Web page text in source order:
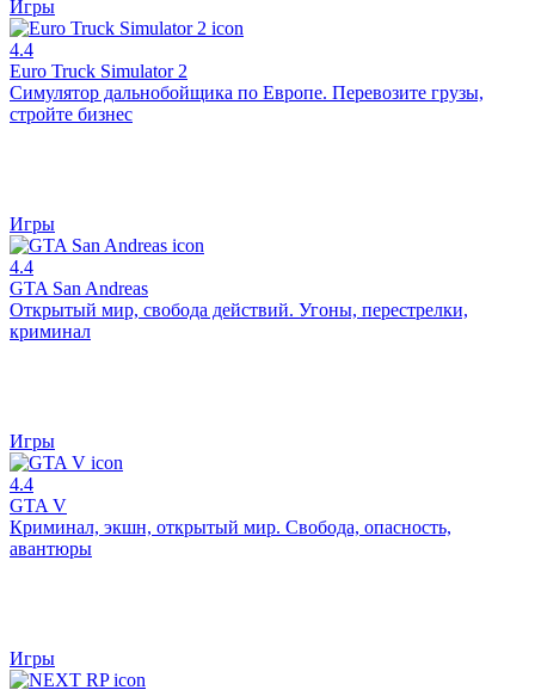
Игры
4.4
Euro Truck Simulator 2
Симулятор дальнобойщика по Европе. Перевозите грузы,
стройте бизнес
Игры
4.4
GTA San Andreas
Открытый мир, свобода действий. Угоны, перестрелки,
криминал
Игры
4.4
GTA V
Криминал, экшн, открытый мир. Свобода, опасность,
авантюры
Игры